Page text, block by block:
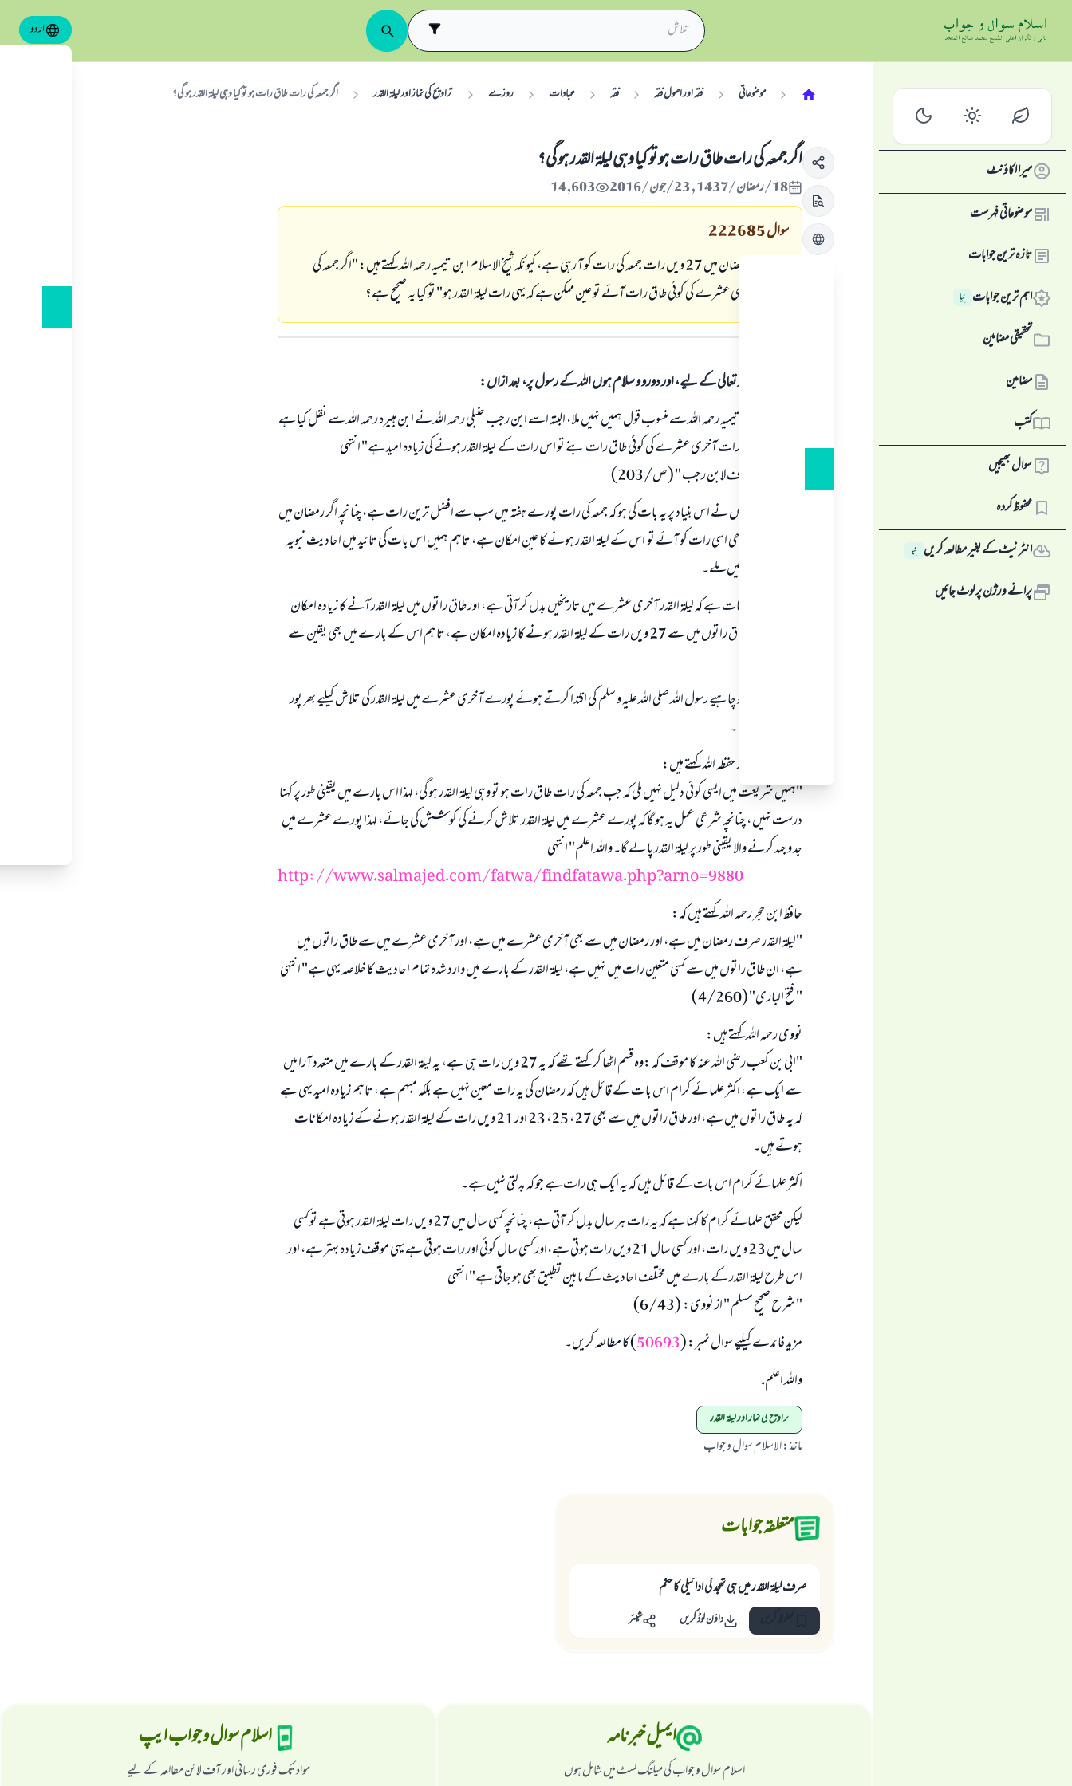
اردو
میرا اکاؤنٹ
موضوعاتی فہرست
تازہ ترین جوابات
اہم ترین جوابات نِیا
تحقیقی مضامین
مضامین
کتب
سوال بھیجیں
محفوظ کردہ
انٹرنیٹ کے بغیر مطالعہ کریں نِیا
پرانے ورژن پر لوٹ جائیں
موضوعاتی فقہ اور اصول فقہ فقہ عبادات روزے تراویح کی نماز اور لیلۃ القدر اگر جمعہ کی رات طاق رات ہو تو کیا وہی لیلۃ القدر ہو گی؟
اگر جمعہ کی رات طاق رات ہو تو کیا وہی لیلۃ القدر ہو گی؟
18/رمضان/1437 , 23/جون/2016 14,603
سوال222685
اس سال رمضان میں 27 ویں رات جمعہ کی رات کو آ رہی ہے، کیونکہ شیخ الاسلام ابن تیمیہ رحمہ اللہ کہتے ہیں: "اگر جمعہ کی
رات کو آخری عشرے کی کوئی طاق رات آئے تو عین ممکن ہے کہ یہی رات لیلۃ القدر ہو" تو کیا یہ صحیح ہے؟
ہمہ قسم کی حمد اللہ تعالی کے لیے، اور دورو و سلام ہوں اللہ کے رسول پر، بعد ازاں:
شیخ الاسلام ابن تیمیہ رحمہ اللہ سے منسوب قول ہمیں نہیں ملا، البتہ اسے ابن رجب حنبلی رحمہ اللہ نے ابن ہبیرہ رحمہ اللہ سے نقل کیا ہے
کہ: "اگر جمعہ کی رات آخری عشرے کی کوئی طاق رات بنے تو اس رات کے لیلۃ القدر ہونے کی زیادہ امید ہے" انتہی
" لطائف المعارف لابن رجب " (ص/203)
ممکن ہے کہ انہوں نے اس بنیاد پر یہ بات کی ہو کہ جمعہ کی رات پورے ہفتہ میں سب سے افضل ترین رات ہے، چنانچہ اگر رمضان میں
کوئی طاق رات بھی اسی رات کو آئے تو اس کے لیلۃ القدر ہونے کا عین امکان ہے، تاہم ہمیں اس بات کی تائید میں احادیث نبویہ
اور آثارِ صحابہ نہیں ملے۔
احادیث میں یہ بات ہے کہ لیلۃ القدر آخری عشرے میں تاریخیں بدل کر آتی ہے، اور طاق راتوں میں لیلۃ القدر آنے کا زیادہ امکان
ہوتا ہے، اور طاق راتوں میں سے 27 ویں رات کے لیلۃ القدر ہونے کا زیادہ امکان ہے، تاہم اس کے بارے میں بھی یقین سے
چنانچہ مسلمان کو چاہیے رسول اللہ صلی اللہ علیہ و سلم کی اقتدا کرتے ہوئے پورے آخری عشرے میں لیلۃ القدر کی تلاش کیلیے بھر پور
کوشش کرے ۔
شیخ سلیمان الماجد حفظہ اللہ کہتے ہیں:
"ہمیں شریعت میں ایسی کوئی دلیل نہیں ملی کہ جب جمعہ کی رات طاق رات ہو تو وہی لیلۃ القدر ہو گی، لہذا اس بارے میں یقینی طور پر کہنا
درست نہیں ، چنانچہ شرعی عمل یہ ہو گا کہ پورے عشرے میں لیلۃ القدر تلاش کرنے کی کوشش کی جائے، لہذا پورے عشرے میں
جد و جہد کرنے والا یقینی طور پر لیلۃ القدر پا لے گا۔ واللہ اعلم" انتہی
http://www.salmajed.com/fatwa/findfatawa.php?arno=9880
حافظ ابن حجر رحمہ اللہ کہتے ہیں کہ:
"لیلۃ القدر صرف رمضان میں ہے، اور رمضان میں سے بھی آخری عشرے میں ہے، اور آخری عشرے میں سے طاق راتوں میں
ہے، ان طاق راتوں میں سے کسی متعین رات میں نہیں ہے، لیلۃ القدر کے بارے میں وارد شدہ تمام احادیث کا خلاصہ یہی ہے" انتہی
" فتح الباری" (4/260)
نووی رحمہ اللہ کہتے ہیں:
"ابی بن کعب رضی اللہ عنہ کا موقف کہ :وہ قسم اٹھا کر کہتے تھے کہ یہ 27 ویں رات ہی ہے، یہ لیلۃ القدر کے بارے میں متعدد آرا میں
سے ایک ہے، اکثر علمائے کرام اس بات کے قائل ہیں کہ رمضان کی یہ رات معین نہیں ہے بلکہ مبہم ہے، تاہم زیادہ امید یہی ہے
کہ یہ طاق راتوں میں ہے، اور طاق راتوں میں سے بھی 27، 25، 23 اور 21 ویں رات کے لیلۃ القدر ہونے کے زیادہ امکانات
ہوتے ہیں۔
اکثر علمائے کرام اس بات کے قائل ہیں کہ یہ ایک ہی رات ہے جو کہ بدلتی نہیں ہے۔
لیکن محقق علمائے کرام کا کہنا ہے کہ یہ رات ہر سال بدل کر آتی ہے، چنانچہ کسی سال میں 27 ویں رات لیلۃ القدر ہوتی ہے تو کسی
سال میں 23 ویں رات، اور کسی سال 21 ویں رات ہوتی ہے،اور کسی سال کوئی اور رات ہوتی ہے یہی موقف زیادہ بہتر ہے، اور
اس طرح لیلۃ القدر کے بارے میں مختلف احادیث کے مابین تطبیق بھی ہو جاتی ہے" انتہی
" شرح صحیح مسلم " از نووی: (6/43)
مزید فائدے کیلیے سوال نمبر: (50693) کا مطالعہ کریں۔
واللہ اعلم.
تراویح کی نماز اور لیلۃ القدر
ماخذ:الاسلام سوال و جواب
متعلقہ جوابات
صرف ليلۃ القدر ميں ہى تھجد كى ادائيگى كا حكم
داؤن لوڈ کریں شیئر
ایمیل خبرنامہ
اسلام سوال و جواب کی میلنگ لسٹ میں شامل ہوں
اسلام سوال و جواب ایپ
مواد تک فوری رسائی اور آف لائن مطالعہ کے لیے
جواب نمبر 110845 نے نکاح ٹوٹنے سے بچایا۔
امت مسلمہ کے واسطے جوابات پیش کرنے کے لیے ہماری مدد کریں
رسول اللہ صلی اللہ علیہ و سلم کا فرمان ہے:
ابھی تعاون کریں